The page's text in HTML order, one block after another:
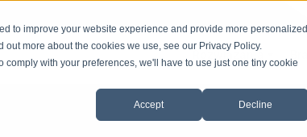
to improve your website experience and provide more personalized
out more about the cookies we use, see our Privacy Policy.
with your preferences, we'll have to use just one tiny cookie
Accept Decline
Rozwiązania